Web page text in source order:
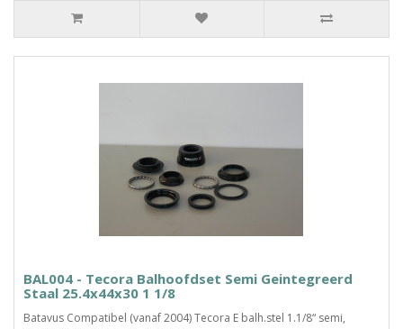
BAL004 - Tecora Balhoofdset Semi Geintegreerd
Staal 25.4x44x30 1 1/8
Batavus Compatibel (vanaf 2004) Tecora E balh.stel 1.1/8“ semi,